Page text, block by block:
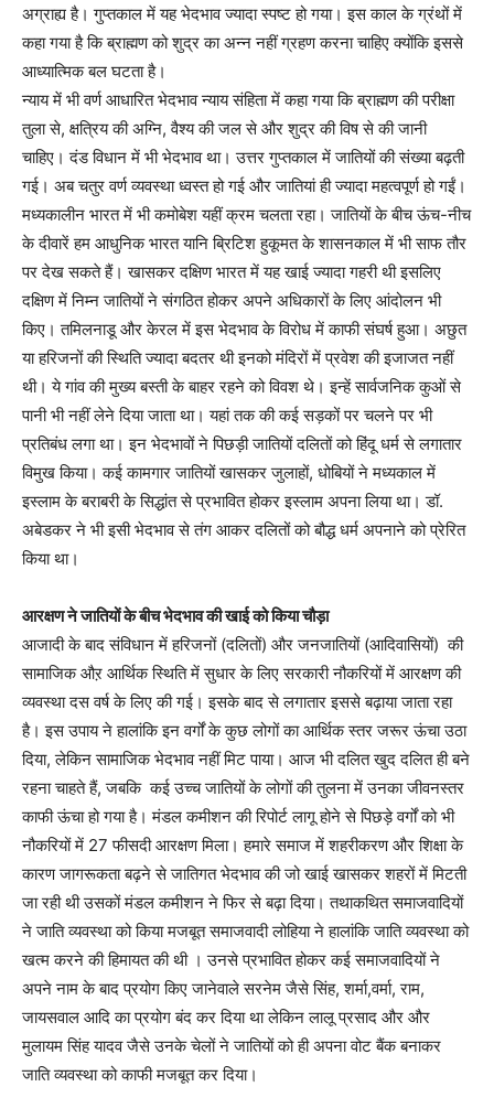
अग्राह्य है। गुप्तकाल में यह भेदभाव ज्यादा स्पष्ट हो गया। इस काल के ग्रंथों में
कहा गया है कि ब्राह्मण को शुद्र का अन्न नहीं ग्रहण करना चाहिए क्योंकि इससे
आध्यात्मिक बल घटता है।
न्याय में भी वर्ण आधारित भेदभाव न्याय संहिता में कहा गया कि ब्राह्मण की परीक्षा
तुला से, क्षत्रिय की अग्नि, वैश्य की जल से और शुद्र की विष से की जानी
चाहिए। दंड विधान में भी भेदभाव था। उत्तर गुप्तकाल में जातियों की संख्या बढ़ती
गई। अब चतुर वर्ण व्यवस्था ध्वस्त हो गई और जातियां ही ज्यादा महत्वपूर्ण हो गईं।
मध्यकालीन भारत में भी कमोबेश यहीं क्रम चलता रहा। जातियों के बीच ऊंच-नीच
के दीवारें हम आधुनिक भारत यानि ब्रिटिश हुकूमत के शासनकाल में भी साफ तौर
पर देख सकते हैं। खासकर दक्षिण भारत में यह खाई ज्यादा गहरी थी इसलिए
दक्षिण में निम्न जातियों ने संगठित होकर अपने अधिकारों के लिए आंदोलन भी
किए। तमिलनाडू और केरल में इस भेदभाव के विरोध में काफी संघर्ष हुआ। अछुत
या हरिजनों की स्थिति ज्यादा बदतर थी इनको मंदिरों में प्रवेश की इजाजत नहीं
थी। ये गांव की मुख्य बस्ती के बाहर रहने को विवश थे। इन्हें सार्वजनिक कुओं से
पानी भी नहीं लेने दिया जाता था। यहां तक की कई सड़कों पर चलने पर भी
प्रतिबंध लगा था। इन भेदभावों ने पिछड़ी जातियों दलितों को हिंदू धर्म से लगातार
विमुख किया। कई कामगार जातियों खासकर जुलाहों, धोबियों ने मध्यकाल में
इस्लाम के बराबरी के सिद्धांत से प्रभावित होकर इस्लाम अपना लिया था। डॉ.
अबेडकर ने भी इसी भेदभाव से तंग आकर दलितों को बौद्ध धर्म अपनाने को प्रेरित
किया था।
आरक्षण ने जातियों के बीच भेदभाव की खाई को किया चौड़ा
आजादी के बाद संविधान में हरिजनों (दलितों) और जनजातियों (आदिवासियों) की
सामाजिक औऱ आर्थिक स्थिति में सुधार के लिए सरकारी नौकरियों में आरक्षण की
व्यवस्था दस वर्ष के लिए की गई। इसके बाद से लगातार इससे बढ़ाया जाता रहा
है। इस उपाय ने हालांकि इन वर्गों के कुछ लोगों का आर्थिक स्तर जरूर ऊंचा उठा
दिया, लेकिन सामाजिक भेदभाव नहीं मिट पाया। आज भी दलित खुद दलित ही बने
रहना चाहते हैं, जबकि कई उच्च जातियों के लोगों की तुलना में उनका जीवनस्तर
काफी ऊंचा हो गया है। मंडल कमीशन की रिपोर्ट लागू होने से पिछड़े वर्गों को भी
नौकरियों में 27 फीसदी आरक्षण मिला। हमारे समाज में शहरीकरण और शिक्षा के
कारण जागरूकता बढ़ने से जातिगत भेदभाव की जो खाई खासकर शहरों में मिटती
जा रही थी उसकों मंडल कमीशन ने फिर से बढ़ा दिया। तथाकथित समाजवादियों
ने जाति व्यवस्था को किया मजबूत समाजवादी लोहिया ने हालांकि जाति व्यवस्था को
खत्म करने की हिमायत की थी । उनसे प्रभावित होकर कई समाजवादियों ने
अपने नाम के बाद प्रयोग किए जानेवाले सरनेम जैसे सिंह, शर्मा,वर्मा, राम,
जायसवाल आदि का प्रयोग बंद कर दिया था लेकिन लालू प्रसाद और और
मुलायम सिंह यादव जैसे उनके चेलों ने जातियों को ही अपना वोट बैंक बनाकर
जाति व्यवस्था को काफी मजबूत कर दिया।